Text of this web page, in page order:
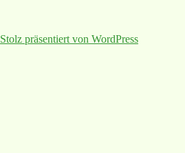
Stolz präsentiert von WordPress